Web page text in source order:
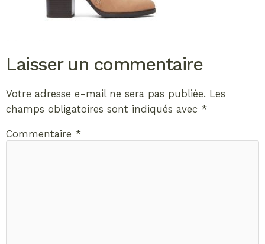
Laisser un commentaire
Votre adresse e-mail ne sera pas publiée. Les
champs obligatoires sont indiqués avec *
Commentaire *